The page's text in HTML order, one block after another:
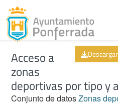
Skip to content Descargar
Acceso a
zonas
deportivas por tipo y
Conjunto de datosZonas